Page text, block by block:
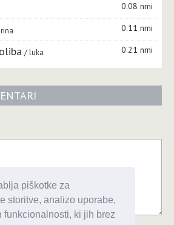
piškotke za
storitve, analizo uporabe,
funkcionalnosti, ki jih brez
0.08 nmi
0.11 nmi
luka 0.21 nmi